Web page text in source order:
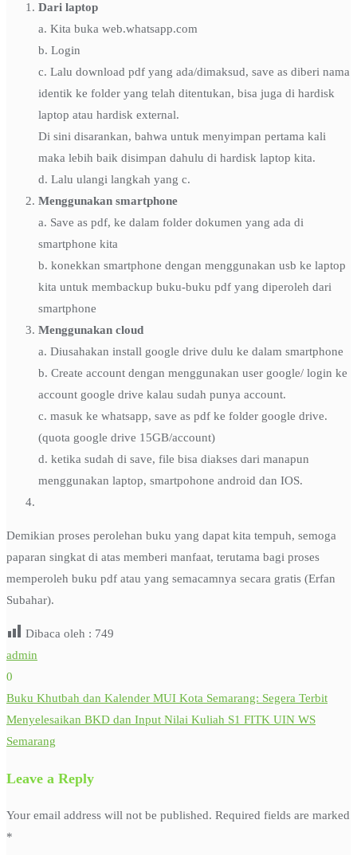
Dari laptop
a. Kita buka web.whatsapp.com
b. Login
c. Lalu download pdf yang ada/dimaksud, save as diberi nama
identik ke folder yang telah ditentukan, bisa juga di hardisk
laptop atau hardisk external.
Di sini disarankan, bahwa untuk menyimpan pertama kali
maka lebih baik disimpan dahulu di hardisk laptop kita.
d. Lalu ulangi langkah yang c.
Menggunakan smartphone
a. Save as pdf, ke dalam folder dokumen yang ada di
smartphone kita
b. konekkan smartphone dengan menggunakan usb ke laptop
kita untuk membackup buku-buku pdf yang diperoleh dari
smartphone
Menggunakan cloud
a. Diusahakan install google drive dulu ke dalam smartphone
b. Create account dengan menggunakan user google/ login ke
account google drive kalau sudah punya account.
c. masuk ke whatsapp, save as pdf ke folder google drive.
(quota google drive 15GB/account)
d. ketika sudah di save, file bisa diakses dari manapun
menggunakan laptop, smartpohone android dan IOS.
Demikian proses perolehan buku yang dapat kita tempuh, semoga
paparan singkat di atas memberi manfaat, terutama bagi proses
memperoleh buku pdf atau yang semacamnya secara gratis (Erfan
Subahar).
Dibaca oleh : 749
admin
0
Post
navigation
Buku Khutbah dan Kalender MUI Kota Semarang: Segera Terbit
Menyelesaikan BKD dan Input Nilai Kuliah S1 FITK UIN WS
Semarang
Leave a Reply
Your email address will not be published. Required fields are marked
*